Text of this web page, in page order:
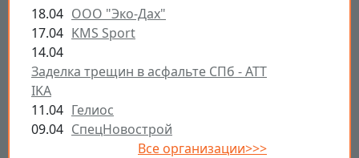
18.04 ООО "Эко-Дах"
17.04 KMS Sport
14.04
Заделка трещин в асфальте СПб - ATT
IKA
11.04 Гелиос
09.04 СпецНовострой
Все организации>>>